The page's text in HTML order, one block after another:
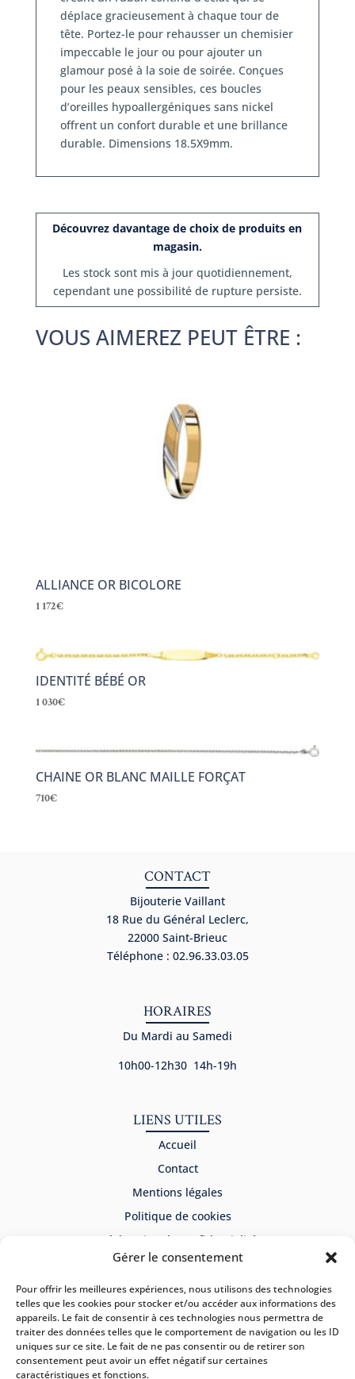
Gérer le consentement
Pour offrir les meilleures expériences, nous utilisons des technologies
telles que les cookies pour stocker et/ou accéder aux informations des
appareils. Le fait de consentir à ces technologies nous permettra de
traiter des données telles que le comportement de navigation ou les ID
uniques sur ce site. Le fait de ne pas consentir ou de retirer son
consentement peut avoir un effet négatif sur certaines
caractéristiques et fonctions.
déplace gracieusement à chaque tour de
tête. Portez-le pour rehausser un chemisier
impeccable le jour ou pour ajouter un
glamour posé à la soie de soirée. Conçues
pour les peaux sensibles, ces boucles
d’oreilles hypoallergéniques sans nickel
offrent un confort durable et une brillance
durable. Dimensions 18.5X9mm.
Découvrez davantage de choix de produits en
magasin.
Les stock sont mis à jour quotidiennement,
cependant une possibilité de rupture persiste.
VOUS AIMEREZ PEUT ÊTRE :
ALLIANCE OR BICOLORE
1 172€
IDENTITÉ BÉBÉ OR
1 030€
CHAINE OR BLANC MAILLE FORÇAT
710€
CONTACT
Bijouterie Vaillant
18 Rue du Général Leclerc,
22000 Saint-Brieuc
Téléphone : 02.96.33.03.05
HORAIRES
Du Mardi au Samedi
10h00-12h30 14h-19h
LIENS UTILES
Accueil
Contact
Mentions légales
Politique de cookies
Déclaration de confidentialité
NEWSLETTER